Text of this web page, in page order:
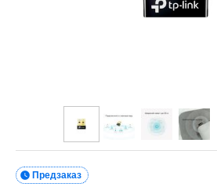
Предзаказ
